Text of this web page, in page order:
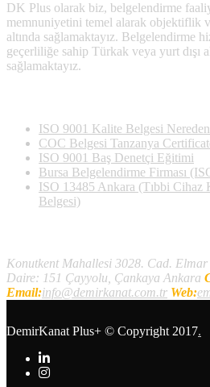
DK Plus olarak biz, belgelendirme
memnuniyetini temel alarak objektiflik
altında sağlamaktayız. Belgelendirme
geçerliliğe sahip Türkak veya yurt dışı
sağlamaktayız.
ISO 9001 Kalite Belgesi Nereden
COC Belgesi Tanzanya
ISO 9001 Baş Denetçi Eğitimi
Bursa Belgelendirme Firması
ISO 13485 Ankara (Tıbbi Cihaz
Belgesi)
Konutkent Mahallesi 3028. Cad.
Daire: 151 Çayyolu, Çankaya Ankara
Email:info@demirkanat.com.tr Web:
DemirKanat Plus+ © Copyright 2017.